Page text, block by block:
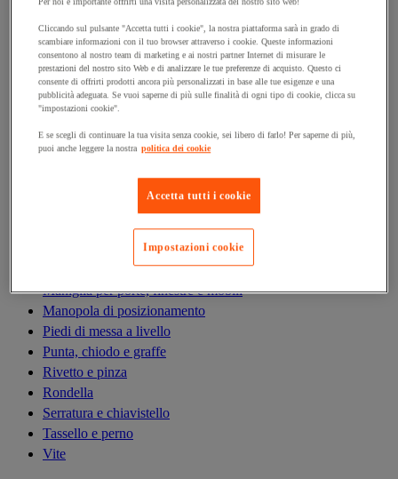
Antivibrazioni
Asta filettata
Boccola, inserto, molla e filetto riportato
Bullone
Calamita di fissaggio
Cardine, cerniera e bandella
Cerniera
Fascetta di serraggio
Ferramenta per l'arredamento
Giunto e clip circolare
Guarnizione per porte, finestre e cancelli
Maniglia per porte, finestre e mobili
Manopola di posizionamento
Piedi di messa a livello
Punta, chiodo e graffe
Rivetto e pinza
Rondella
Serratura e chiavistello
Tassello e perno
Vite
Cliccando sul pulsante "Accetta tutti i cookie", la nostra piattaforma sarà in grado di
scambiare informazioni con il tuo browser attraverso i cookie. Queste informazioni
consentono al nostro team di marketing e ai nostri partner Internet di misurare le
prestazioni del nostro sito Web e di analizzare le tue preferenze di acquisto. Questo ci
consente di offrirti prodotti ancora più personalizzati in base alle tue esigenze e una
pubblicità adeguata. Se vuoi saperne di più sulle finalità di ogni tipo di cookie, clicca su
"impostazioni cookie".
E se scegli di continuare la tua visita senza cookie, sei libero di farlo! Per saperne di più,
puoi anche leggere la nostra politica dei cookie
Accetta tutti i cookie
Impostazioni cookie